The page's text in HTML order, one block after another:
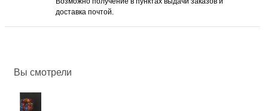
доставка почтой.
Вы смотрели